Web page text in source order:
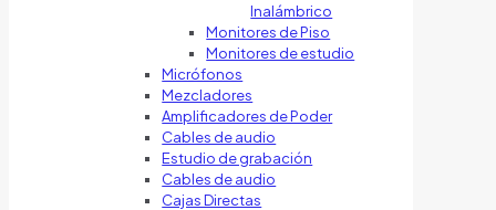
Inalámbrico
Monitores de Piso
Monitores de estudio
Micrófonos
Mezcladores
Amplificadores de Poder
Cables de audio
Estudio de grabación
Cables de audio
Cajas Directas